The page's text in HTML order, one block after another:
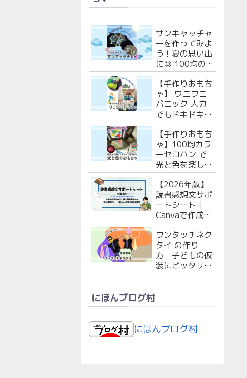
サンキャッチャ
ーを作ってみよ
う！夏の思い出
に◎ 100均の
あの文具で作る
よ！
【手作りおもち
ゃ】 ワニワニ
パニック 人力
でもドキドキ楽
しい！段ボール
で作ろう！
【手作りおもち
ゃ】100均カラ
ーセロハン で
光と色を楽しも
う！ 赤ちゃん
（枠のPDF付
き）・幼児向け
２選
【2026年版】
読書感想文サポ
ートシート｜
Canvaで作成！
シート&特大マ
ス原稿用紙PDF
無料配布！
ワンタッチネク
タイ の作り
方 子どもの仮
装にピッタリ！
にほんブログ村
にほんブログ村